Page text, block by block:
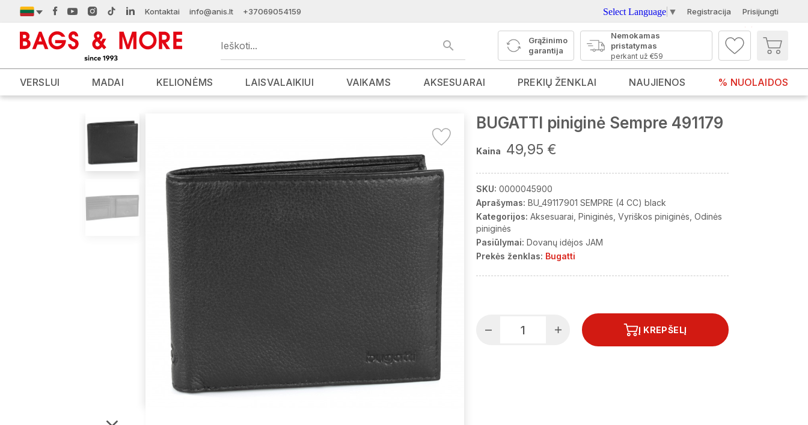
Kontaktai info@anis.lt +37069054159 Select Language ▼ Registracija Prisijungti
Grąžinimo
garantija
Nemokamas
pristatymas
perkant už €59
VERSLUI MADAI KELIONĖMS LAISVALAIKIUI VAIKAMS AKSESUARAI PREKIŲ ŽENKLAI NAUJIENOS % NUOLAIDOS
BUGATTI piniginė Sempre 491179
Kaina 49,95 €
SKU: 0000045900
Aprašymas: BU_49117901 SEMPRE (4 CC) black
Kategorijos: Aksesuarai Piniginės Vyriškos piniginės Odinės
piniginės
Pasiūlymai: Dovanų idėjos JAM
Prekės ženklas: Bugatti
Į KREPŠELĮ